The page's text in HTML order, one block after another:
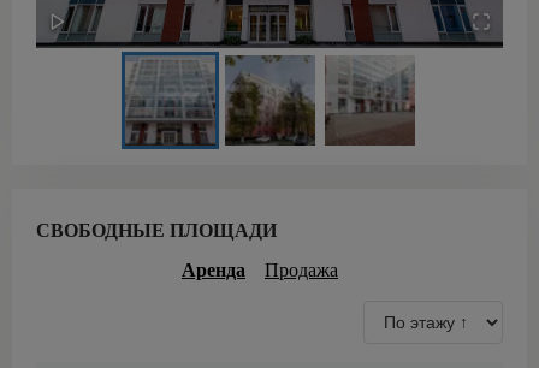
СВОБОДНЫЕ ПЛОЩАДИ
Аренда
Продажа